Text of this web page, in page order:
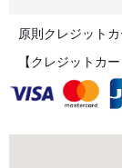
原則クレジットカ
【クレジットカー